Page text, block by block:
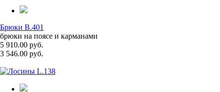
Брюки B.401
брюки на поясе и карманами
5 910.00 руб.
3 546.00 руб.